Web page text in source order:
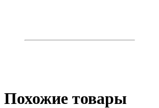
Похожие товары